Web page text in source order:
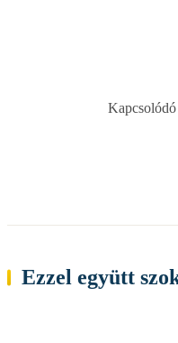
Kapcsolódó
Ezzel együtt